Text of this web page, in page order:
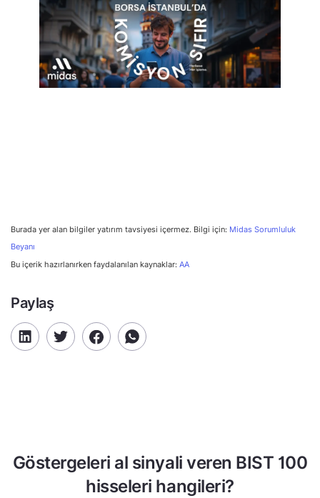
Burada yer alan bilgiler yatırım tavsiyesi içermez. Bilgi için: Midas Sorumluluk
Beyanı
Bu içerik hazırlanırken faydalanılan kaynaklar: AA
Paylaş
Göstergeleri al sinyali veren BIST 100
hisseleri hangileri?